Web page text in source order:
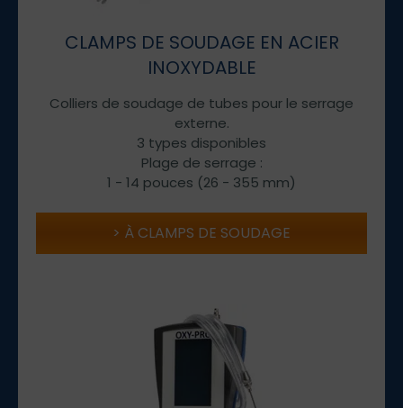
CLAMPS DE SOUDAGE EN ACIER
INOXYDABLE
Colliers de soudage de tubes pour le serrage
externe.
3 types disponibles
Plage de serrage :
1 - 14 pouces (26 - 355 mm)
À CLAMPS DE SOUDAGE